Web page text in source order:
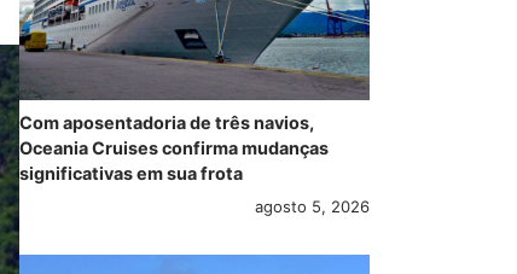
Com aposentadoria de três navios,
Oceania Cruises confirma mudanças
significativas em sua frota
agosto 5, 2026